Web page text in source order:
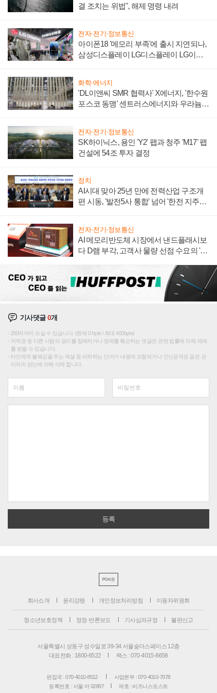
결 조치는 위법", 해제 명령 내려
전자·전기·정보통신
아이폰18 '메모리 부족'에 출시 지연되나,
삼성디스플레이 LG디스플레이 LG이노
화학·에너지
'DL이앤씨 SMR 협력사' X에너지, '한수원
포스코 동맹' 센트러스에너지와 우라늄
전자·전기·정보통신
SK하이닉스, 용인 'Y2' 팹과 청주 'M17' 팹
건설에 54조 투자 결정
정치
AI시대 맞아 25년 만에 전력산업 구조개
편 시동, '발전5사 통합' 넘어 '한전 지주사'
전자·전기·정보통신
AI 메모리반도체 시장에서 낸드플래시보
다 D램 부각, 고객사 물량 선점 수요의 '우
기사댓글0개
200자까지 쓰실 수 있습니다. (현재 0 byte / 최대 400byte)
저작권 등 다른 사람의 권리를 침해하거나 명예를 훼손하는 댓글은 관련 법률에 의해 제재
를 받을 수 있습니다.
타인에게 불쾌감을 주는 욕설 등 비하하는 단어가 내용에 포함되거나 인신공격성 글은 관
리자의 판단에 의해 삭제 합니다.
PC버전
회사소개 윤리강령 개인정보처리방침 이용자위원회
청소년보호정책 정정·반론보도 기사심의규정 불편신고
서울특별시 성동구 성수일로 39-34 서울숲더스페이스 12층
대표전화 : 1800-6522
팩스 : 070-4015-8658
편집국 : 070-4010-8512
사업본부 : 070-4010-7078
등록번호 : 서울 아 02897
제호 : 비즈니스포스트